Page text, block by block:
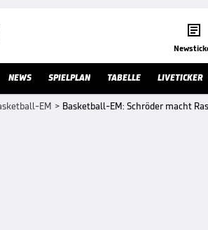

NEWS SPIELPLAN TABELLE LIVETICKER
EM > Basketball-EM: Schröder macht